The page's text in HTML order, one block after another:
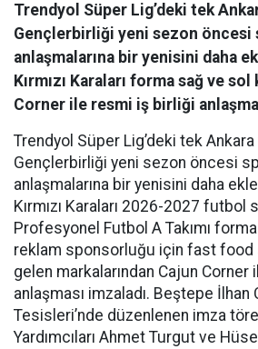
Trendyol Süper Lig’deki tek
Gençlerbirliği yeni sezon öncesi
anlaşmalarına bir yenisini daha
Kırmızı Karaları forma sağ ve
Corner ile resmi iş birliği
Trendyol Süper Lig’deki tek
Gençlerbirliği yeni sezon öncesi
anlaşmalarına bir yenisini daha
Kırmızı Karaları 2026-2027 futbol
Profesyonel Futbol A Takımı
reklam sponsorluğu için fast food
gelen markalarından Cajun
anlaşması imzaladı. Beştepe İlhan
Tesisleri’nde düzenlenen imza
Yardımcıları Ahmet Turgut ve